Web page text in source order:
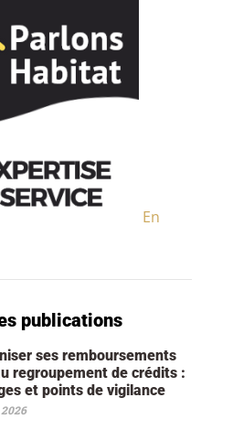
En
publications
ses remboursements
regroupement de crédits :
et points de vigilance